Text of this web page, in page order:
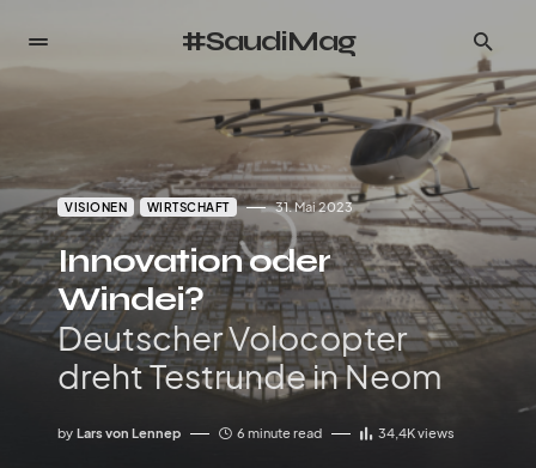
#SaudiMag
VISIONEN WIRTSCHAFT 31. Mai 2023
Innovation oder
Windei?
Deutscher Volocopter
dreht Testrunde in Neom
by Lars von Lennep 6 minute read 34,4Kviews